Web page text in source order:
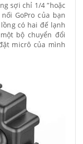
sợi chỉ 1/4 ”hoặc
GoPro của bạn
có hai đế lạnh
bộ chuyển đổi
micrô của mình